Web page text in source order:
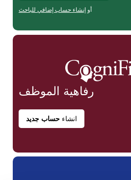
أو إنشاء حساب إضافي للباحث
رفاهية الموظف
انشاءحساب جديد